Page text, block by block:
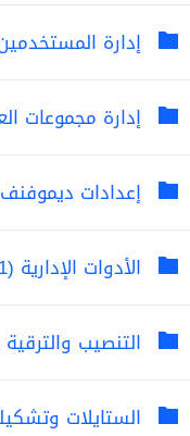
إدارة المستخدمين
إدارة مجموعات
إعدادات ديموفنف
الأدوات الإدارية (11)
التنصيب والترقية
الستايلات